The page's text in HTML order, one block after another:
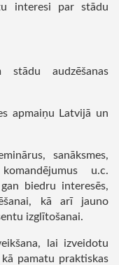
interesi par stādu
stādu audzēšanas
apmaiņu Latvijā un
sanāksmes,
u.c.
biedru interesēs,
kā arī jauno
izglītošanai.
lai izveidotu
pamatu praktiskas